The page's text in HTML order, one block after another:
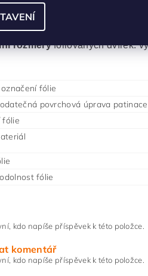
rozměry fóliovaných dvířek:
rozměryfóliovaných dvířek:
fólie
povrchová úprava patinace
fólie
fólie
kdo napíše příspěvek k této položce.
komentář
kdo napíše příspěvek k této položce.